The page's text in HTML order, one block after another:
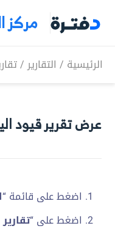
مركز
الرئيسية / التقارير/
عرض تقرير قيود
اضغط على قائمة “
اضغط على “